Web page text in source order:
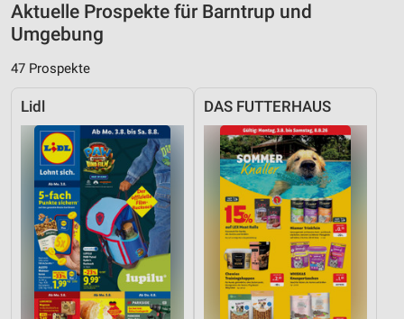
Aktuelle Prospekte für Barntrup und
Umgebung
47 Prospekte
Lidl DAS FUTTERHAUS